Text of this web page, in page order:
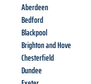
Aberdeen
Bedford
Blackpool
Brighton and Hove
Chesterfield
Dundee